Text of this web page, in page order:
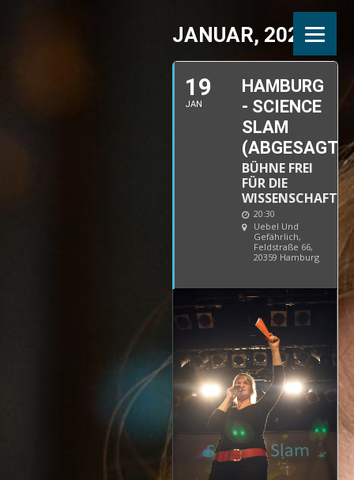
JANUAR, 2022
19
JAN
HAMBURG
- SCIENCE
SLAM
(ABGESAGT)
BÜHNE FREI
FÜR DIE
WISSENSCHAFT
20:30
Uebel Und
Gefährlich,
Feldstraße 66,
20359 Hamburg